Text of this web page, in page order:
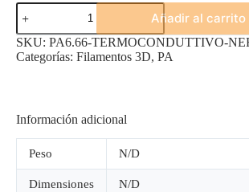
PA6.66
TERMOCONDUCTOR
NEGRO
cantidad
Añadir al carrito
SKU: PA6.66-TERMOCONDUTTIVO-
Categorías: Filamentos 3D, PA
Información adicional
Peso N/D
Dimensiones N/D